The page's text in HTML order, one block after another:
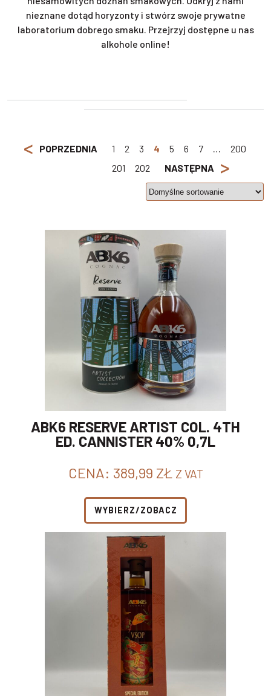
nieznane dotąd horyzonty i stwórz swoje prywatne
laboratorium dobrego smaku. Przejrzyj dostępne u nas
alkohole online!
< POPRZEDNIA 1 2 3 4 5 6 7 …
200
201
202 NASTĘPNA >
ABK6 RESERVE ARTIST COL. 4TH
ED. CANNISTER 40% 0,7L
CENA: 389,99 ZŁ Z VAT
WYBIERZ/ZOBACZ